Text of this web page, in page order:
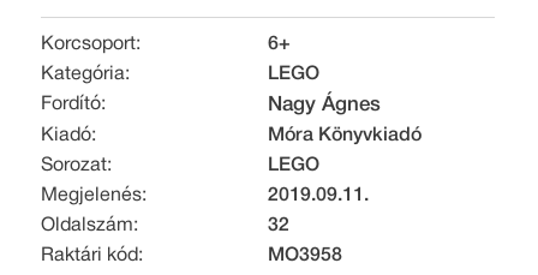
Korcsoport:
6+
Kategória:
LEGO
Fordító:
Nagy Ágnes
Kiadó:
Móra Könyvkiadó
Sorozat:
LEGO
Megjelenés:
2019.09.11.
Oldalszám:
32
Raktári kód:
MO3958